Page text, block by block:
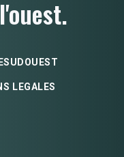
LEGALES